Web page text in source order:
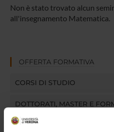
Non è stato trovato alcun
all'insegnamento Matematica.
OFFERTA FORMATIVA
CORSI DI STUDIO
DOTTORATI, MASTER E